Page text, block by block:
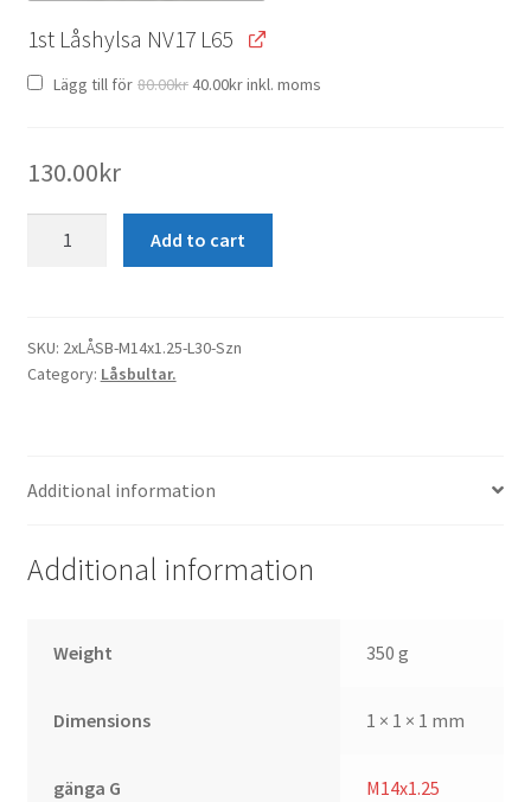
1st Låshylsa NV17 L65
Lägg till för 80.00kr Original
price
40.00krCurrent
price
inkl. moms
130.00kr
K60°
Svart
Add to cart
SKU: 2xLÅSB-M14x1.25-L30-Szn
Category: Låsbultar.
Additional information
Additional information
Weight 350 g
Dimensions 1 × 1 × 1 mm
gänga G M14x1.25